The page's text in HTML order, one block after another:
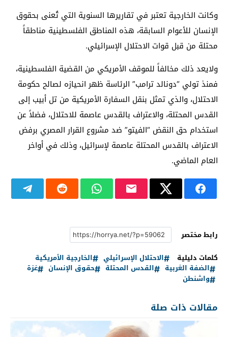
وكانت الخارجية تعتبر في تقاريرها السنوية التي تُعنى بحقوق
الإنسان للأعوام السابقة، هذه المناطق الفلسطينية مناطقاً
محتلة من قبل قوات الاحتلال الإسرائيلي.
ولايعد ذلك مخالفاً للموقف الأمريكي من القضية الفلسطينية،
فمنذ تولي “دونالد ترامب” الرئاسة ظهر انحيازه لصالح حكومة
الاحتلال، والذي تمثل بنقل السفارة الأمريكية من تل أبيب إلى
القدس المحتلة، والاعتراف بالقدس عاصمة للاحتلال، فضلاً عن
استخدام حق النقض “الفيتو” ضد مشروع القرار المصري برفض
الاعتراف بالقدس المحتلة عاصمة لإسرائيل، وذلك في أواخر
العام الماضي.
رابط مختصر
كلمات دليلية
الاحتلال الإسرائيلي
الخارجية الأمريكية
الضفة الغربية
القدس المحتلة حقوق الإنسان
غزة
واشنطن
مقالات ذات صلة